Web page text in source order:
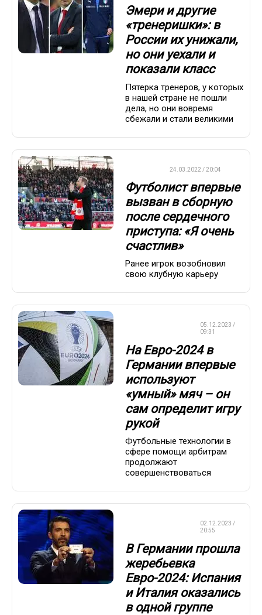
Эмери и другие
«тренеришки»: в
России их унижали,
но они уехали и
показали класс
Пятерка тренеров, у которых
в нашей стране не пошли
дела, но они вовремя
сбежали и стали великими
24.03.2022 / 20:04
Футболист впервые
вызван в сборную
после сердечного
приступа: «Я очень
счастлив»
Ранее игрок возобновил
свою клубную карьеру
05.12.2023 /
09:31
На Евро-2024 в
Германии впервые
используют
«умный» мяч – он
сам определит игру
рукой
Футбольные технологии в
сфере помощи арбитрам
продолжают
совершенствоваться
02.12.2023 /
20:55
В Германии прошла
жеребьевка
Евро-2024: Испания
и Италия оказались
в одной группе